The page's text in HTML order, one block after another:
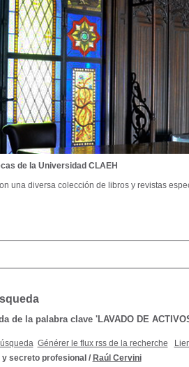
de la palabra clave 'LAVADO DE
Générer le flux rss de la recherche
secreto profesional / Raúl Cervini
de la Universidad CLAEH
una diversa colección de libros y revistas